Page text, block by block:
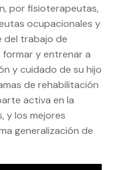
por fisioterapeutas,
ocupacionales y
del trabajo de
y entrenar a
y cuidado de su hijo
de rehabilitación
activa en la
y los mejores
generalización de